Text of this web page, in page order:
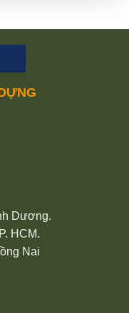
Dương.
HCM.
Nai